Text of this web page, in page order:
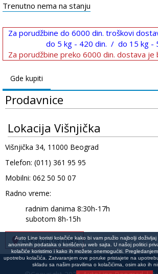
Trenutno nema na stanju
Za porudžbine do 6000 din. troškovi
do 5 kg - 420 din. / do 15 kg -
Za porudžbine preko 6000 din. dostava je
Gde kupiti
Prodavnice
Lokacija Višnjička
Višnjička 34, 11000 Beograd
Telefon: (011) 361 95 95
Mobilni: 062 50 50 07
Radno vreme:
radnim danima 8:30h-17h
subotom 8h-15h
Lokacija na mapi
Auto Line koristi kolačiće kako bi vam pružio najbolji
anonimnih podataka o korišćenju web sajta. U našoj politici
kolačiće koristimo i kako ih možete onemogućiti.
upotrebu kolačića. Zatvaranjem ove poruke pristajete na
skladu sa našim pravilima o kolačićima, osim ako ih